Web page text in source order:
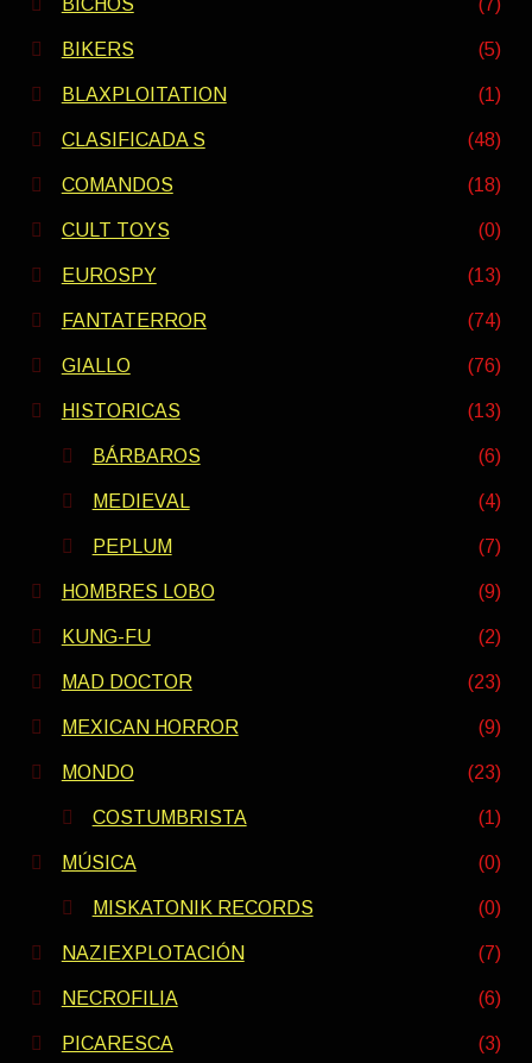
BICHOS (7)
BIKERS (5)
BLAXPLOITATION (1)
CLASIFICADA S (48)
COMANDOS (18)
CULT TOYS (0)
EUROSPY (13)
FANTATERROR (74)
GIALLO (76)
HISTORICAS (13)
BÁRBAROS (6)
MEDIEVAL (4)
PEPLUM (7)
HOMBRES LOBO (9)
KUNG-FU (2)
MAD DOCTOR (23)
MEXICAN HORROR (9)
MONDO (23)
COSTUMBRISTA (1)
MÚSICA (0)
MISKATONIK RECORDS (0)
NAZIEXPLOTACIÓN (7)
NECROFILIA (6)
PICARESCA (3)